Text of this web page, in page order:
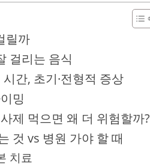
릴까
걸리는 음식
간, 초기·전형적 증상
밍
제 먹으면 왜 더 위험할까?
것 vs 병원 가야 할 때
치료